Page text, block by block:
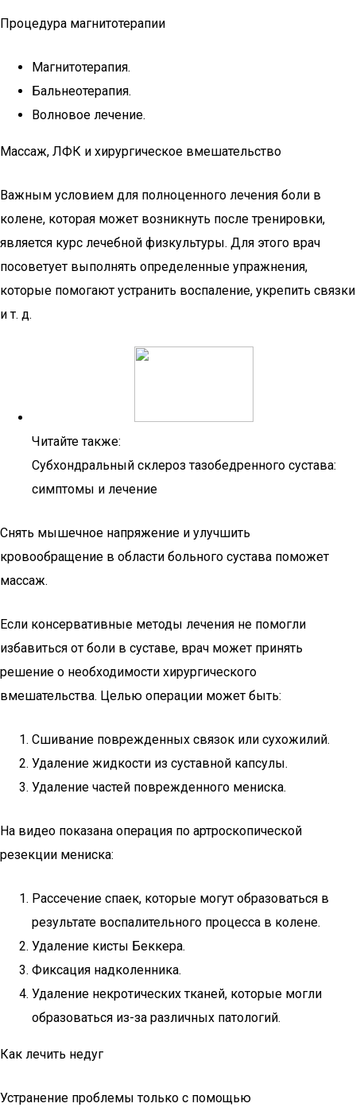
Процедура магнитотерапии
Магнитотерапия.
Бальнеотерапия.
Волновое лечение.
Массаж, ЛФК и хирургическое вмешательство
Важным условием для полноценного лечения боли в
колене, которая может возникнуть после тренировки,
является курс лечебной физкультуры. Для этого врач
посоветует выполнять определенные упражнения,
которые помогают устранить воспаление, укрепить связки
и т. д.
Читайте также:
Субхондральный склероз тазобедренного сустава:
симптомы и лечение
Снять мышечное напряжение и улучшить
кровообращение в области больного сустава поможет
массаж.
Если консервативные методы лечения не помогли
избавиться от боли в суставе, врач может принять
решение о необходимости хирургического
вмешательства. Целью операции может быть:
Сшивание поврежденных связок или сухожилий.
Удаление жидкости из суставной капсулы.
Удаление частей поврежденного мениска.
На видео показана операция по артроскопической
резекции мениска:
Рассечение спаек, которые могут образоваться в
результате воспалительного процесса в колене.
Удаление кисты Беккера.
Фиксация надколенника.
Удаление некротических тканей, которые могли
образоваться из-за различных патологий.
Как лечить недуг
Устранение проблемы только с помощью